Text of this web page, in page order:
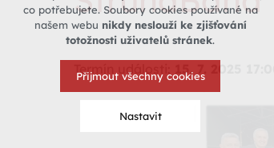
Termín události: 15. 7. 2025 17:00
co potřebujete. Soubory cookies používané na
našem webu nikdy neslouží ke zjišťování
totožnosti uživatelů stránek.
Přijmout všechny cookies
Nastavit